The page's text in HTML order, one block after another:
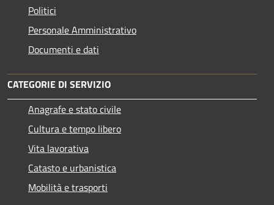
Politici
Personale Amministrativo
Documenti e dati
CATEGORIE DI SERVIZIO
Anagrafe e stato civile
Cultura e tempo libero
Vita lavorativa
Catasto e urbanistica
Mobilità e trasporti